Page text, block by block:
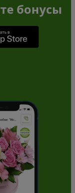
бонусы